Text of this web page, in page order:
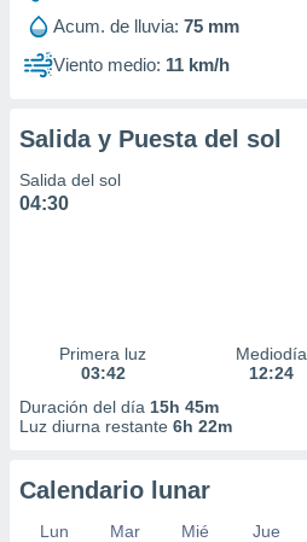
Acum. de lluvia: 75 mm
Viento medio: 11 km/h
Salida y Puesta del sol
Salida del sol
04:30
Primera luz
03:42
Mediodía
12:24
Duración del día 15h 45m
Luz diurna restante 6h 22m
Calendario lunar
Lun Mar Mié Jue